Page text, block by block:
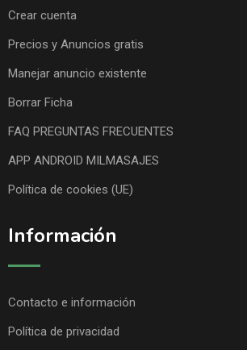
Crear cuenta
Precios y Anuncios gratis
Manejar anuncio existente
Borrar Ficha
FAQ PREGUNTAS FRECUENTES
APP ANDROID MILMASAJES
Política de cookies (UE)
Información
Contacto e información
Política de privacidad